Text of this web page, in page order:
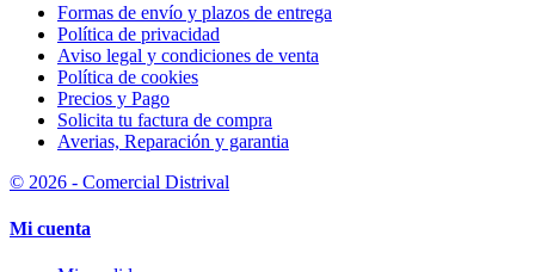
Formas de envío y plazos de entrega
Política de privacidad
Aviso legal y condiciones de venta
Política de cookies
Precios y Pago
Solicita tu factura de compra
Averias, Reparación y garantia
© 2026 - Comercial Distrival
Mi cuenta